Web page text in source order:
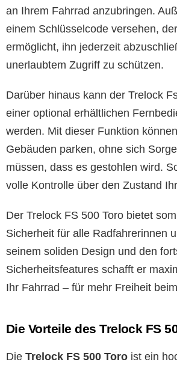
an Ihrem Fahrrad anzubringen.
einem Schlüsselcode versehen,
ermöglicht, ihn jederzeit
unerlaubtem Zugriff zu schützen.
Darüber hinaus kann der Trelock
einer optional erhältlichen
werden. Mit dieser Funktion
Gebäuden parken, ohne sich
müssen, dass es gestohlen wird.
volle Kontrolle über den Zustand
Der Trelock FS 500 Toro bietet
Sicherheit für alle Radfahrerinnen
seinem soliden Design und den
Sicherheitsfeatures schafft er
Ihr Fahrrad – für mehr Freiheit
Die Vorteile des Trelock FS
Die Trelock FS 500 Toro ist ein